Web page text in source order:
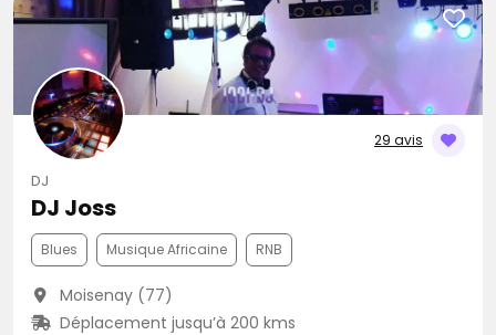
29 avis
DJ
DJ Joss
Blues Musique Africaine RNB
Moisenay (77)
Déplacement jusqu’à 200 kms